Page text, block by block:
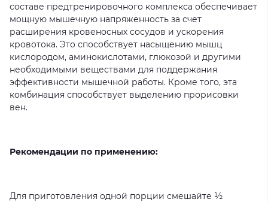
составе предтренировочного комплекса обеспечивает
мощную мышечную напряженность за счет
расширения кровеносных сосудов и ускорения
кровотока. Это способствует насыщению мышц
кислородом, аминокислотами, глюкозой и другими
необходимыми веществами для поддержания
эффективности мышечной работы. Кроме того, эта
комбинация способствует выделению прорисовки
вен.
Рекомендации по применению:
Для приготовления одной порции смешайте ½